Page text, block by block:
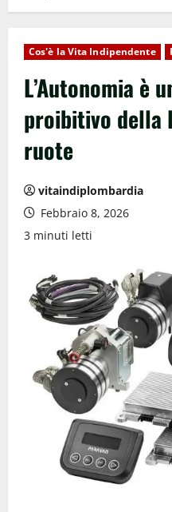
Cos'è la Vita Indipendente
L’Autonomia è
proibitivo della
ruote
vitaindiplombardia
Febbraio 8, 2026
3 minuti letti